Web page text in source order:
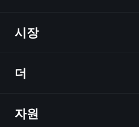
차트
뉴스
학습 허브
시장
개요
외환
더
제휴사가 되다
자원